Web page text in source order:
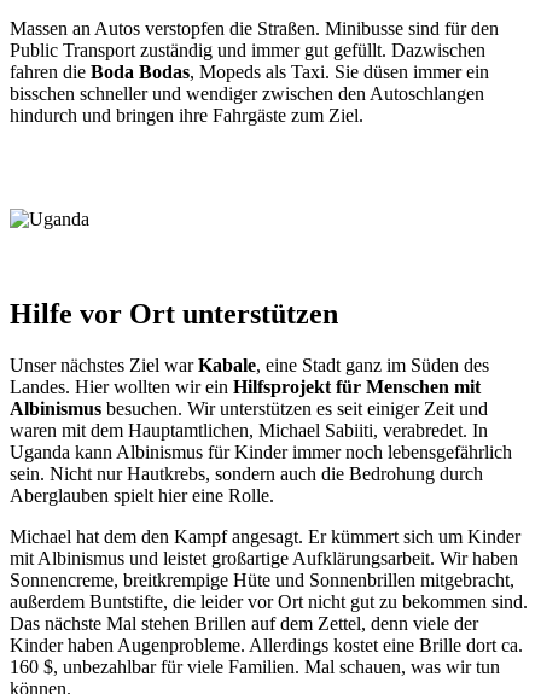
Massen an Autos verstopfen die Straßen. Minibusse sind für den
Public Transport zuständig und immer gut gefüllt. Dazwischen
fahren die Boda Bodas, Mopeds als Taxi. Sie düsen immer ein
bisschen schneller und wendiger zwischen den Autoschlangen
hindurch und bringen ihre Fahrgäste zum Ziel.
Hilfe vor Ort unterstützen
Unser nächstes Ziel warKabale, eine Stadt ganz im Süden des
Landes. Hier wollten wir ein Hilfsprojekt für Menschen mit
Albinismus besuchen. Wir unterstützen es seit einiger Zeit und
waren mit dem Hauptamtlichen, Michael Sabiiti, verabredet. In
Uganda kann Albinismus für Kinder immer noch lebensgefährlich
sein. Nicht nur Hautkrebs, sondern auch die Bedrohung durch
Aberglauben spielt hier eine Rolle.
Michael hat dem den Kampf angesagt. Er kümmert sich um Kinder
mit Albinismus und leistet großartige Aufklärungsarbeit. Wir haben
Sonnencreme, breitkrempige Hüte und Sonnenbrillen mitgebracht,
außerdem Buntstifte, die leider vor Ort nicht gut zu bekommen sind.
Das nächste Mal stehen Brillen auf dem Zettel, denn viele der
Kinder haben Augenprobleme. Allerdings kostet eine Brille dort ca.
160 $, unbezahlbar für viele Familien. Mal schauen, was wir tun
können.